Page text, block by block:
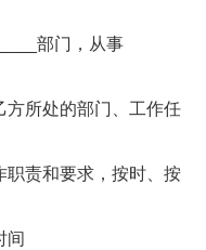
部门，从事
方所处的部门、工作任
职责和要求，按时、按
间